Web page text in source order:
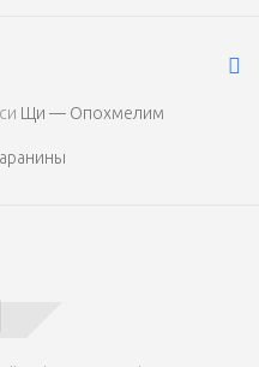
Щи — Опохмелим